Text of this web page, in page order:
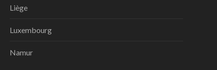
Liège
Luxembourg
Namur